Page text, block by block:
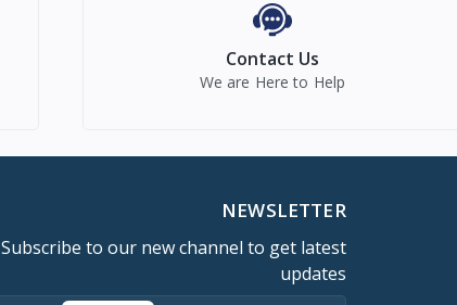
Contact Us
We are Here to Help
NEWSLETTER
Subscribe to our new channel to get latest
updates